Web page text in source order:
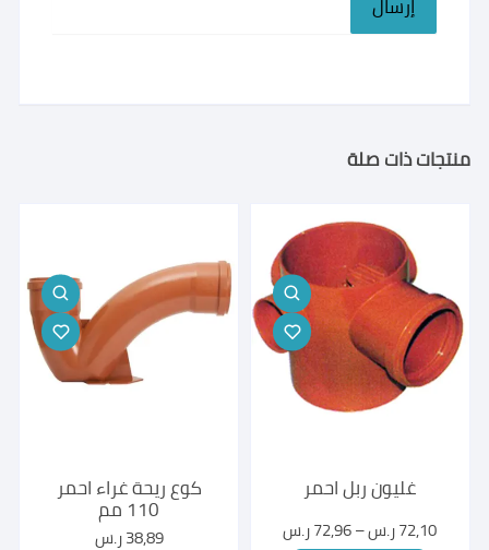
منتجات ذات صلة
غليون ربل احمر
72,10ر.س–
72,96ر.سنطاق
كوع ريحة غراء احمر
110 مم
38,89ر.س